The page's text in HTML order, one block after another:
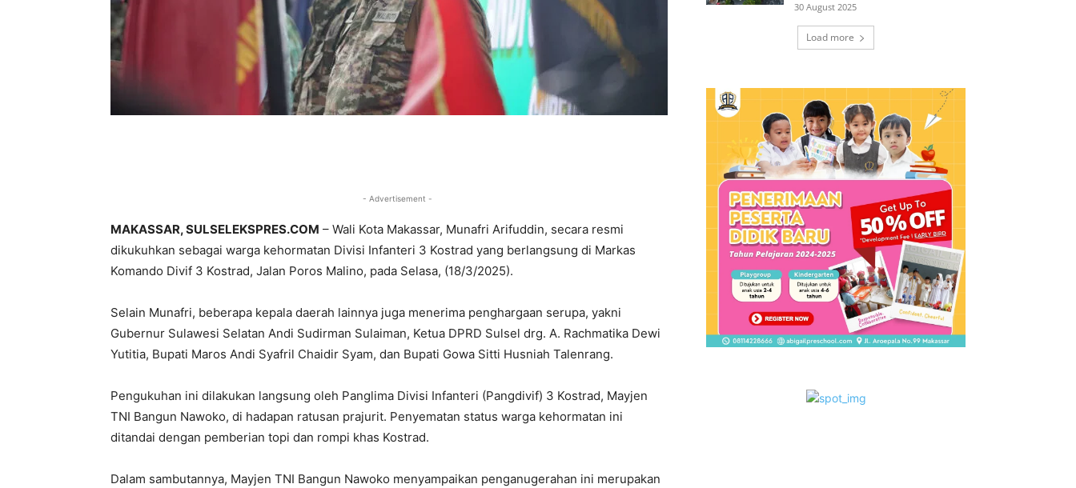
- Advertisement -
MAKASSAR, SULSELEKSPRES.COM – Wali Kota Makassar, Munafri Arifuddin, secara resmi
dikukuhkan sebagai warga kehormatan Divisi Infanteri 3 Kostrad yang berlangsung di Markas
Komando Divif 3 Kostrad, Jalan Poros Malino, pada Selasa, (18/3/2025).
Selain Munafri, beberapa kepala daerah lainnya juga menerima penghargaan serupa, yakni
Gubernur Sulawesi Selatan Andi Sudirman Sulaiman, Ketua DPRD Sulsel drg. A. Rachmatika Dewi
Yutitia, Bupati Maros Andi Syafril Chaidir Syam, dan Bupati Gowa Sitti Husniah Talenrang.
Pengukuhan ini dilakukan langsung oleh Panglima Divisi Infanteri (Pangdivif) 3 Kostrad, Mayjen
TNI Bangun Nawoko, di hadapan ratusan prajurit. Penyematan status warga kehormatan ini
ditandai dengan pemberian topi dan rompi khas Kostrad.
Dalam sambutannya, Mayjen TNI Bangun Nawoko menyampaikan penganugerahan ini merupakan
30 August 2025
Load more